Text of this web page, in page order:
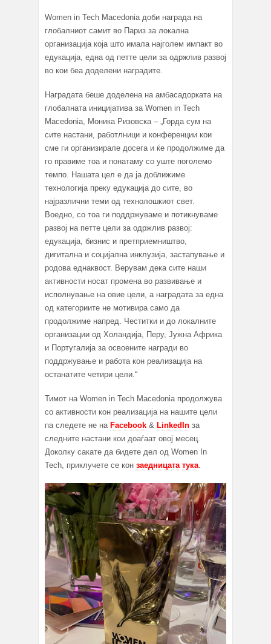
Women in Tech Macedonia доби награда на
глобалниот самит во Париз за локална
организација која што имала најголем импакт во
едукација, една од петте цели за одржлив развој
во кои беа доделени наградите.
Наградата беше доделена на амбасадорката на
глобалната иницијатива за Women in Tech
Macedonia, Моника Ризовска – „Горда сум на
сите настани, работлници и конференции кои
сме ги организирале досега и ќе продолжиме да
го правиме тоа и понатаму со уште поголемо
темпо. Нашата цел е да ја доближиме
технологија преку едукација до сите, во
најразлични теми од технолошкиот свет.
Воедно, со тоа ги поддржуваме и потикнуваме
развој на петте цели за одржлив развој:
едукација, бизнис и претприемништво,
дигитална и социјална инклузија, застапување и
родова еднаквост. Верувам дека сите наши
активности носат промена во развивање и
исполнување на овие цели, а наградата за една
од категориите не мотивира само да
продолжиме напред. Честитки и до локалните
организации од Холандија, Перу, Јужна Африка
и Португалија за освоените награди во
поддржување и работа кон реализација на
останатите четири цели.“
Тимот на Women in Tech Macedonia продолжува
со активности кон реализација на нашите цели
па следете не на Facebook & LinkedIn за
следните настани кои доаѓаат овој месец.
Доколку сакате да бидете дел од Women In
Tech, приклучете се кон заедницата тука